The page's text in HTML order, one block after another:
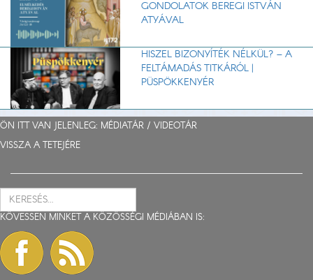
GONDOLATOK BEREGI ISTVÁN
ATYÁVAL
HISZEL BIZONYÍTÉK NÉLKÜL? – A
FELTÁMADÁS TITKÁRÓL |
PÜSPÖKKENYÉR
ÖN ITT VAN JELENLEG: MÉDIATÁR / VIDEOTÁR
VISSZA A TETEJÉRE
KÖVESSEN MINKET A KÖZÖSSÉGI MÉDIÁBAN IS: